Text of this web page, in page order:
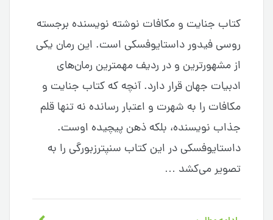
کتاب جنایت و مکافات نوشته نویسنده برجسته
روسی فیدور داستایوفسکی است. این رمان یکی
از مشهورترین و در ردیف مهمترین رمان‌های
ادبیات جهان قرار دارد. آنچه که کتاب جنایت و
مکافات را به شهرت و اعتبار رسانده نه تنها قلم
جذاب نویسنده، بلکه ذهن پیچیده اوست.
داستایوفسکی در این کتاب سنپترزبورگی را به
تصویر می‌کشد …